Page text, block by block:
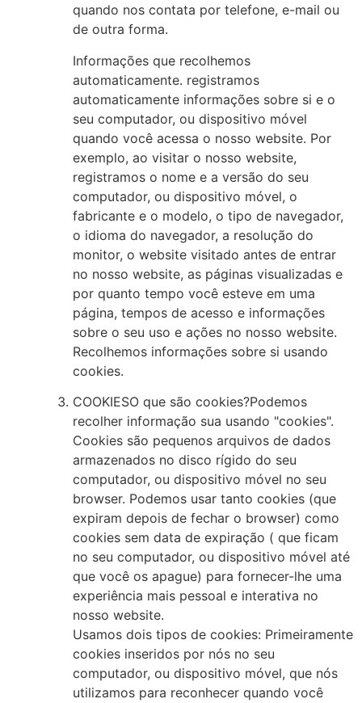
quando nos contata por telefone, e-mail ou
de outra forma.
Informações que recolhemos
automaticamente. registramos
automaticamente informações sobre si e o
seu computador, ou dispositivo móvel
quando você acessa o nosso website. Por
exemplo, ao visitar o nosso website,
registramos o nome e a versão do seu
computador, ou dispositivo móvel, o
fabricante e o modelo, o tipo de navegador,
o idioma do navegador, a resolução do
monitor, o website visitado antes de entrar
no nosso website, as páginas visualizadas e
por quanto tempo você esteve em uma
página, tempos de acesso e informações
sobre o seu uso e ações no nosso website.
Recolhemos informações sobre si usando
cookies.
COOKIESO que são cookies?Podemos
recolher informação sua usando "cookies".
Cookies são pequenos arquivos de dados
armazenados no disco rígido do seu
computador, ou dispositivo móvel no seu
browser. Podemos usar tanto cookies (que
expiram depois de fechar o browser) como
cookies sem data de expiração ( que ficam
no seu computador, ou dispositivo móvel até
que você os apague) para fornecer-lhe uma
experiência mais pessoal e interativa no
nosso website.
Usamos dois tipos de cookies: Primeiramente
cookies inseridos por nós no seu
computador, ou dispositivo móvel, que nós
utilizamos para reconhecer quando você